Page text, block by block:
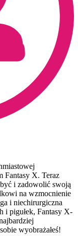
Fantasy X. Teraz
i zadowolić swoją
na wzmocnienie
i niechirurgiczna
i pigułek, Fantasy X-
wyobrażałeś!